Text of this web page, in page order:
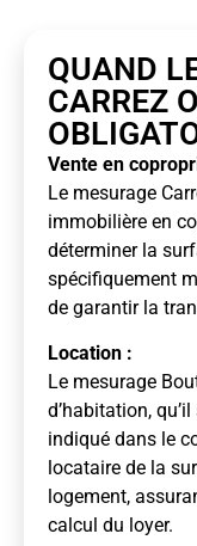
QUAND
CARREZ
Vente en
Le mesurage
immobilière en
déterminer la
spécifiquement
de garantir la
Location :
Le mesurage
d’habitation,
indiqué dans le
locataire de la
logement,
calcul du loyer.